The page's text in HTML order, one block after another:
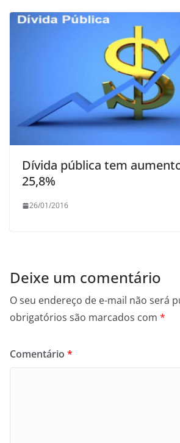
Dívida pública tem
25,8%
26/01/2016
Deixe um comentário
O seu endereço de e-mail não será
obrigatórios são marcados com *
Comentário *